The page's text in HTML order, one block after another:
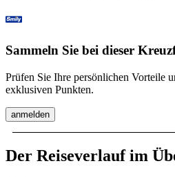
Sammeln Sie bei dieser
Prüfen Sie Ihre persönlichen Vorteile
exklusiven Punkten.
anmelden
Der Reiseverlauf im